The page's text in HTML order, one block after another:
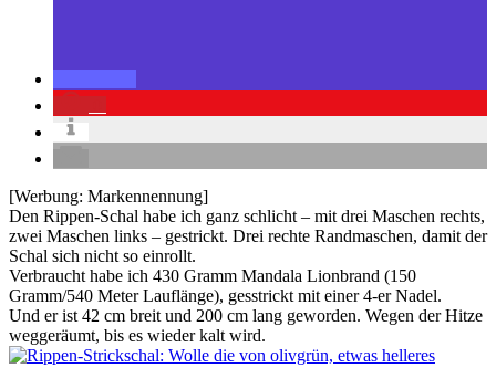
[Werbung: Markennennung]
Den Rippen-Schal habe ich ganz schlicht – mit drei Maschen rechts,
zwei Maschen links – gestrickt. Drei rechte Randmaschen, damit der
Schal sich nicht so einrollt.
Verbraucht habe ich 430 Gramm Mandala Lionbrand (150
Gramm/540 Meter Lauflänge), gesstrickt mit einer 4-er Nadel.
Und er ist 42 cm breit und 200 cm lang geworden. Wegen der Hitze
weggeräumt, bis es wieder kalt wird.